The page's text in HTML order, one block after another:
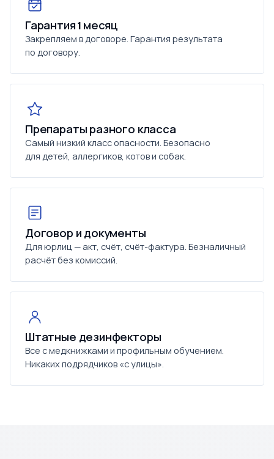
Гарантия 1 месяц
Закрепляем в договоре. Гарантия результата
по договору.
Препараты разного класса
Самый низкий класс опасности. Безопасно
для детей, аллергиков, котов и собак.
Договор и документы
Для юрлиц — акт, счёт, счёт-фактура. Безналичный
расчёт без комиссий.
Штатные дезинфекторы
Все с медкнижками и профильным обучением.
Никаких подрядчиков «с улицы».